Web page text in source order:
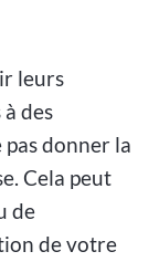
leurs
des
donner la
Cela peut
de
de votre